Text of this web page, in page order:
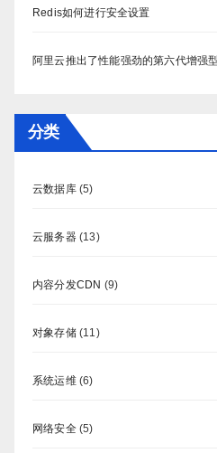
Redis如何进行安全设置
阿里云推出了性能强劲的第六代增强
分类
云数据库(5)
云服务器(13)
内容分发CDN (9)
对象存储(11)
系统运维(6)
网络安全(5)